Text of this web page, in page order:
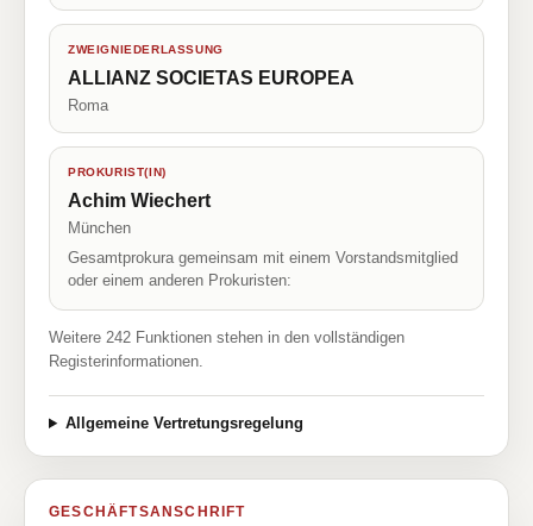
ZWEIGNIEDERLASSUNG
ALLIANZ SOCIETAS EUROPEA
Roma
PROKURIST(IN)
Achim Wiechert
München
Gesamtprokura gemeinsam mit einem Vorstandsmitglied
oder einem anderen Prokuristen:
Weitere 242 Funktionen stehen in den vollständigen
Registerinformationen.
Allgemeine Vertretungsregelung
GESCHÄFTSANSCHRIFT